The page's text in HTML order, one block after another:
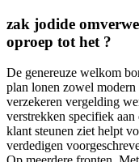
zak jodide
oproep tot het ?
De genereuze welkom
plan lonen zowel modern
verzekeren vergelding
verstrekken specifiek
klant steunen ziet helpt
verdedigen